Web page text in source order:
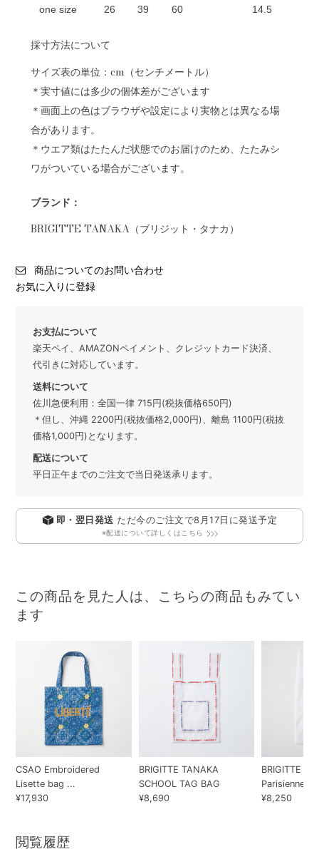
one size 26 39 60 14.5
採寸方法について
サイズ表の単位：cm（センチメートル）
＊実寸値には多少の個体差がございます
＊画面上の色はブラウザや設定により実物とは異なる場
合があります。
＊ウエア類はたたんだ状態でのお届けのため、たたみシ
ワがついている場合がございます。
ブランド：
BRIGITTE TANAKA（ブリジット・タナカ）
商品についてのお問い合わせ
お気に入りに登録
お支払について
楽天ペイ、AMAZONペイメント、クレジットカード決済、
代引きに対応しています。
送料について
佐川急便利用：全国一律 715円(税抜価格650円)
＊但し、沖縄 2200円(税抜価格2,000円)、離島 1100円(税抜
価格1,000円)となります。
配送について
平日正午までのご注文で当日発送承ります。
即・翌日発送 ただ今のご注文で8月17日 に発送予定
※配送について詳しくはこちら
この商品を見た人は、こちらの商品もみてい
ます
CSAO Embroidered
Lisette bag ...
¥17,930
BRIGITTE TANAKA
SCHOOL TAG BAG
¥8,690
BRIGITTE
Parisienne
¥8,250
閲覧履歴